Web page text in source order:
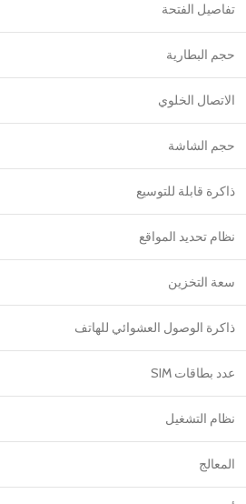
تفاصيل الفتحة
حجم البطارية
الاتصال الخلوي
حجم الشاشة
ذاكرة قابلة للتوسيع
نظام تحديد المواقع
سعة التخزين
ذاكرة الوصول العشوائي للهاتف
عدد بطاقات SIM
نظام التشغيل
المعالج